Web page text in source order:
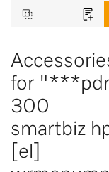
for "***pdr
300
smartbiz
[el]